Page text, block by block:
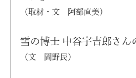
（取材・文 阿部直美）
雪の博士 中谷宇吉郎さん
（文 岡野民）